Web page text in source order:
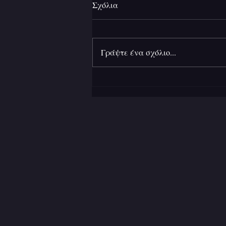
Ανάμεσα σε δύο ήλιους
Σχόλια
Γράψτε ένα σχόλιο...